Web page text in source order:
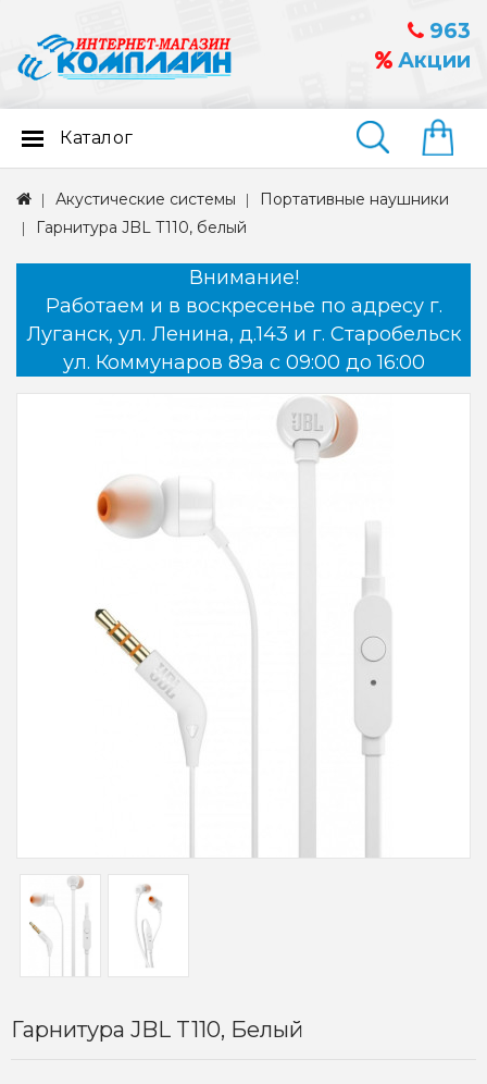
963
Акции
Найти
Каталог
Акустические системы
Портативные наушники
Гарнитура JBL T110, белый
Внимание!
Работаем и в воскресенье по адресу г.
Луганск, ул. Ленина, д.143 и г. Старобельск
ул. Коммунаров 89а с 09:00 до 16:00
Гарнитура JBL T110, Белый